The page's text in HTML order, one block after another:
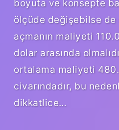
boyuta ve konsepte
ölçüde değişebilse de
açmanın maliyeti
dolar arasında
ortalama maliyeti
civarındadır, bu
dikkatlice…